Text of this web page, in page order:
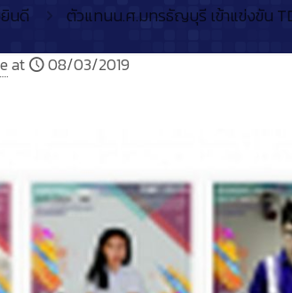
นดี ตัวแทนน.ศ.มทรธัญบุรี เข้าแข่งขัน
at 08/03/2019